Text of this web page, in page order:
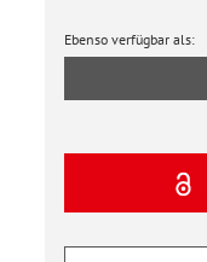
Ebenso verfügbar als: